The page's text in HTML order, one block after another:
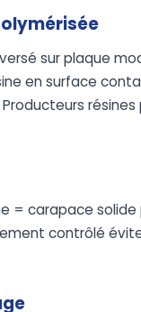
sur plaque
en surface
résines
= carapace solide
contrôlé